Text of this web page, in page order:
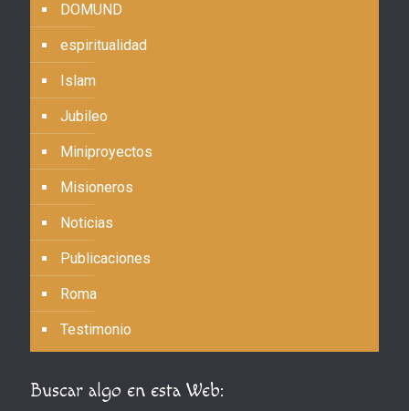
DOMUND
espiritualidad
Islam
Jubileo
Miniproyectos
Misioneros
Noticias
Publicaciones
Roma
Testimonio
Buscar algo en esta Web: